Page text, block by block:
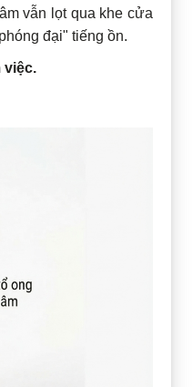
vẫn lọt qua khe cửa
đại" tiếng ồn.
việc.